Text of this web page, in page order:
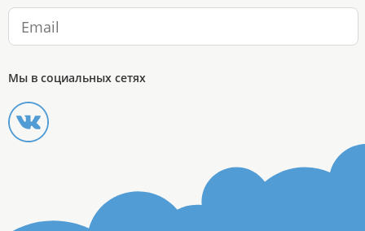
Мы в социальных сетях